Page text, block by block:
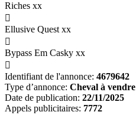
Riches xx

Ellusive Quest xx

Bypass Em Casky xx

Identifiant de l'annonce: 4679642
Type d’annonce: Cheval à vendre
Date de publication: 22/11/2025
Appels publicitaires: 7772